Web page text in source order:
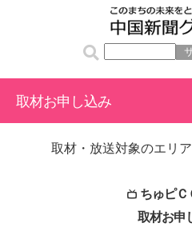
取材お申し込み
取材・放送対象のエリ
ちゅピＣ
取材お申